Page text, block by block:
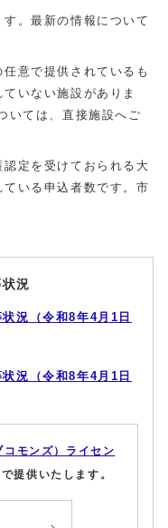
。最新の情報について
意で提供されているも
いない施設がありま
いては、直接施設へご
認定を受けておられる大
いる申込者数です。市
況
況（令和8年4月1日
況（令和8年4月1日
モンズ）ライセン
で提供いたします。